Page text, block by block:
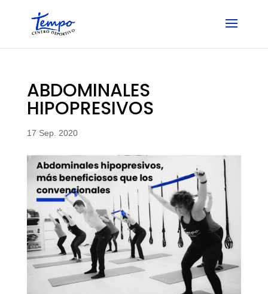
content
ABDOMINALES
HIPOPRESIVOS
17 Sep. 2020